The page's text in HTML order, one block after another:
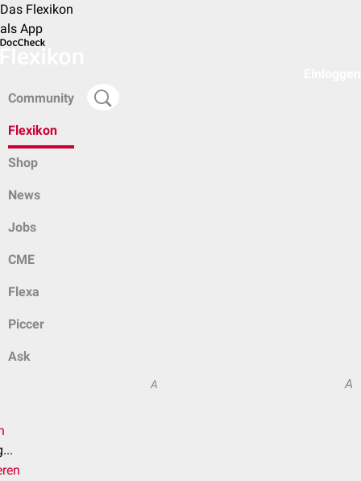
Das Flexikon
als App
Community
Flexikon
Shop
News
Jobs
CME
Flexa
Piccer
Ask
A A